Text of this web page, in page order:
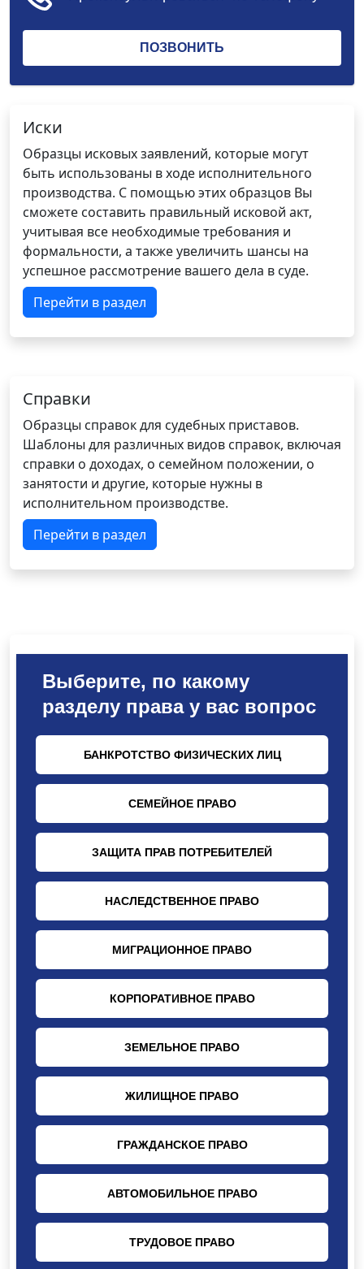
Иски
Образцы исковых заявлений, которые могут
быть использованы в ходе исполнительного
производства. С помощью этих образцов Вы
сможете составить правильный исковой акт,
учитывая все необходимые требования и
формальности, а также увеличить шансы на
успешное рассмотрение вашего дела в суде.
Перейти в раздел
Справки
Образцы справок для судебных приставов.
Шаблоны для различных видов справок, включая
справки о доходах, о семейном положении, о
занятости и другие, которые нужны в
исполнительном производстве.
Перейти в раздел